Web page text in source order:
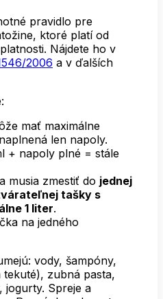
pravidlo pre
ktoré platí od
Nájdete ho v
2006 a v ďalších
mať maximálne
len napoly.
+ napoly plné = stále
musia zmestiť do jednej
tašky s
1 liter.
na jedného
vody, šampóny,
zubná pasta,
jogurty. Spreje a